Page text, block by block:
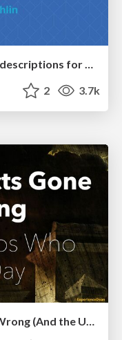
How to optimise 3,500 product descriptions for ecommerce in one day using ChatGPT
2 3.7k
Digital Projects Gone Horribly Wrong (And the UX Pros Who Still Save the Day) - Dean Schuster